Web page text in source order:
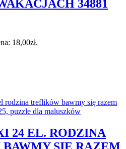
34881
18,00zł.
24 EL. RODZINA